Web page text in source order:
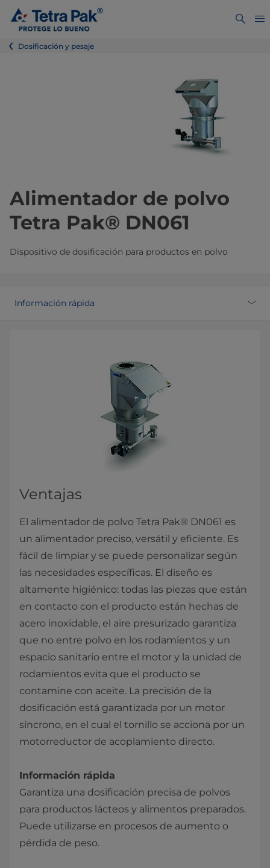
Dosificación y pesaje
Alimentador de polvo
Tetra Pak® DN061
Dispositivo de dosificación para productos en polvo
Información rápida
Ventajas
El alimentador de polvo Tetra Pak® DN061 es
un alimentador preciso, versátil y eficiente. Es
fácil de limpiar y se puede personalizar según
las necesidades específicas. El diseño es
altamente higiénico: todas las piezas que están
en contacto con el producto están hechas de
acero inoxidable, el aire presurizado garantiza
que no entre polvo en los rodamientos y un
espacio sanitario entre el motor y la unidad de
rodamientos evita que el producto se
contamine con aceite. La precisión de la
dosificación está garantizada por un motor
síncrono, en el cual el tornillo se acciona por un
motorreductor de acoplamiento directo.
Información rápida
Garantiza una dosificación precisa de polvos
para productos lácteos y alimentos preparados.
Puede utilizarse en procesos de aumento o
pérdida de peso.